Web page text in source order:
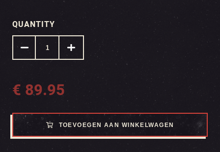
QUANTITY
€ 89.95
TOEVOEGEN AAN WINKELWAGEN